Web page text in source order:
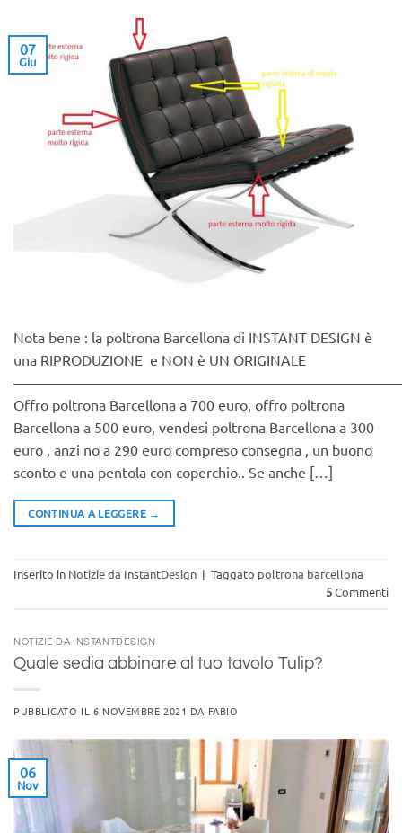
07
Giu
Nota bene : la poltrona Barcellona di INSTANT DESIGN è
una RIPRODUZIONE e NON è UN ORIGINALE
Offro poltrona Barcellona a 700 euro, offro poltrona
Barcellona a 500 euro, vendesi poltrona Barcellona a 300
euro , anzi no a 290 euro compreso consegna , un buono
sconto e una pentola con coperchio.. Se anche […]
CONTINUA A LEGGERE →
Inserito in Notizie da InstantDesign | Taggato poltrona barcellona
5Commenti
NOTIZIE DA INSTANTDESIGN
Quale sedia abbinare al tuo tavolo Tulip?
PUBBLICATO IL 6 NOVEMBRE 2021 DA FABIO
06
Nov